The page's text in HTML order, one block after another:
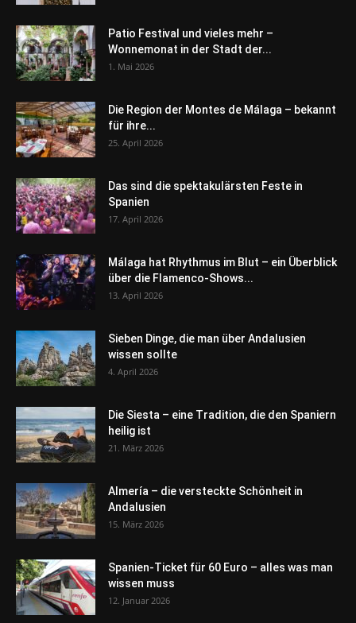
Patio Festival und vieles mehr –
Wonnemonat in der Stadt der...
1. Mai 2026
Die Region der Montes de Málaga – bekannt
für ihre...
25. April 2026
Das sind die spektakulärsten Feste in
Spanien
17. April 2026
Málaga hat Rhythmus im Blut – ein Überblick
über die Flamenco-Shows...
13. April 2026
Sieben Dinge, die man über Andalusien
wissen sollte
4. April 2026
Die Siesta – eine Tradition, die den Spaniern
heilig ist
21. März 2026
Almería – die versteckte Schönheit in
Andalusien
15. März 2026
Spanien-Ticket für 60 Euro – alles was man
wissen muss
12. Januar 2026